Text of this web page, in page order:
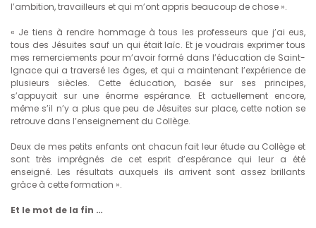
l’ambition, travailleurs et qui m’ont appris beaucoup de chose ».
« Je tiens à rendre hommage à tous les professeurs que j’ai eus,
tous des Jésuites sauf un qui était laïc. Et je voudrais exprimer tous
mes remerciements pour m’avoir formé dans l’éducation de Saint-
Ignace qui a traversé les âges, et qui a maintenant l’expérience de
plusieurs siècles. Cette éducation, basée sur ses principes,
s’appuyait sur une énorme espérance. Et actuellement encore,
même s’il n’y a plus que peu de Jésuites sur place, cette notion se
retrouve dans l’enseignement du Collège.
Deux de mes petits enfants ont chacun fait leur étude au Collège et
sont très imprégnés de cet esprit d’espérance qui leur a été
enseigné. Les résultats auxquels ils arrivent sont assez brillants
grâce à cette formation ».
Et le mot de la fin …